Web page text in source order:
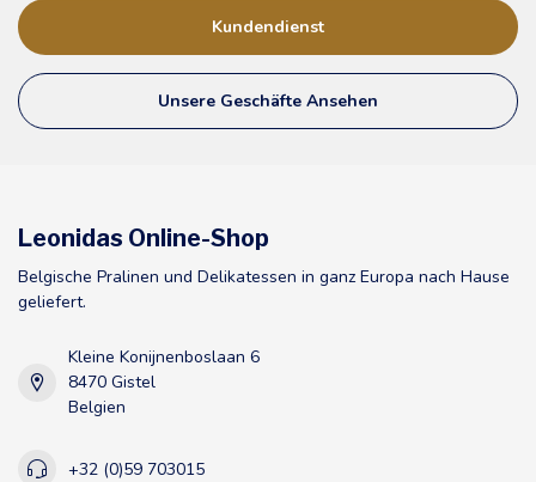
Kundendienst
Unsere Geschäfte Ansehen
Leonidas Online-Shop
Belgische Pralinen und Delikatessen in ganz Europa nach Hause
geliefert.
Kleine Konijnenboslaan 6
8470 Gistel
Belgien
+32 (0)59 703015